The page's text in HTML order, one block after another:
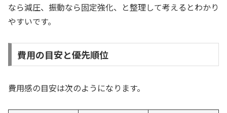
なら減圧、振動なら固定強化、と整理して考えるとわかり
やすいです。
費用の目安と優先順位
費用感の目安は次のようになります。